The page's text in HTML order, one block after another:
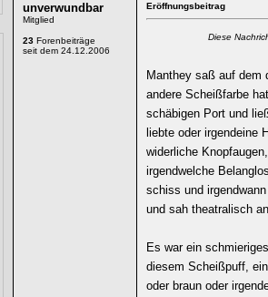
unverwundbar
Mitglied
23 Forenbeiträge
seit dem 24.12.2006
Eröffnungsbeitrag
Diese
Manthey saß auf dem
andere Scheißfarbe
schäbigen Port und
liebte oder irgendeine
widerliche
irgendwelche
schiss und
und sah theatralisch
Es war ein
diesem Scheißpuff,
oder braun oder